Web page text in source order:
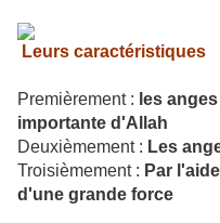
Leurs caractéristiques
Premièrement : les
importante d'Allah
Deuxièmement : Les
Troisièmement : Par
d'une grande force